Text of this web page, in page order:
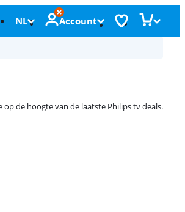
NL Account
op de hoogte van de laatste Philips tv deals.